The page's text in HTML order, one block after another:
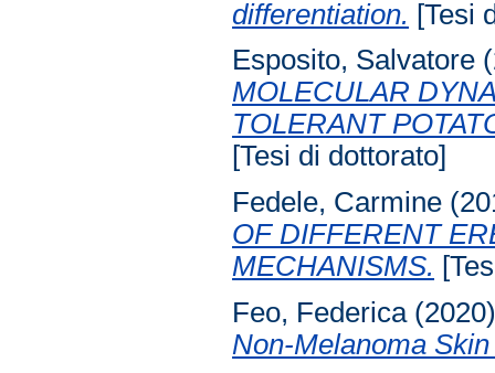
differentiation. [Tesi
Esposito, Salvatore
MOLECULAR
TOLERANT
[Tesi di dottorato]
Fedele, Carmine
OF DIFFERENT
MECHANISMS.
Feo, Federica
Non-Melanoma